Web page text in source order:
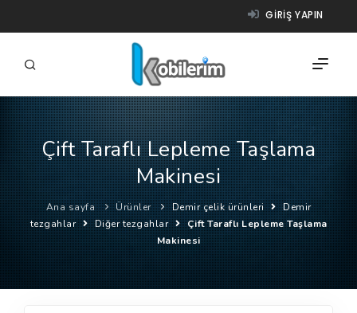
GIRIŞ YAPIN
FIRMALAR
ÜRÜNLER
NASIL ÇALIŞIR?
YARDIM
Çift Taraflı Lepleme Taşlama
Makinesi
Ana sayfa Ürünler Demir çelik ürünleri
Demir
tezgahlar
Diğer tezgahlar
Çift Taraflı Lepleme Taşlama
Makinesi